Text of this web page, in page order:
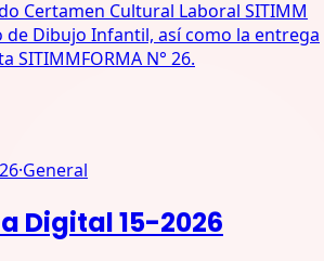
Certamen Cultural Laboral SITIMM
de Dibujo Infantil, así como la entrega
SITIMMFORMA N° 26.
·General
Digital 15-2026